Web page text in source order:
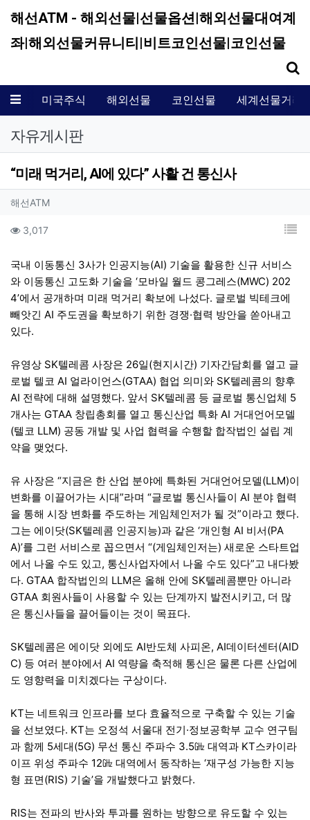
해선ATM - 해외선물|선물옵션|해외선물대여계
좌|해외선물커뮤니티|비트코인선물|코인선물
메뉴 미국주식 해외선물 코인선물 세계선물거래
자유게시판
“미래 먹거리, AI에 있다” 사활 건 통신사
작성자 정보
해선ATM작성
컨텐츠 정보
3,017조회 목
본문
국내 이동통신 3사가 인공지능(AI) 기술을 활용한 신규 서비스
와 이동통신 고도화 기술을 ‘모바일 월드 콩그레스(MWC) 202
4’에서 공개하며 미래 먹거리 확보에 나섰다. 글로벌 빅테크에
빼앗긴 AI 주도권을 확보하기 위한 경쟁·협력 방안을 쏟아내고
있다.
유영상 SK텔레콤 사장은 26일(현지시간) 기자간담회를 열고 글
로벌 텔코 AI 얼라이언스(GTAA) 협업 의미와 SK텔레콤의 향후
AI 전략에 대해 설명했다. 앞서 SK텔레콤 등 글로벌 통신업체 5
개사는 GTAA 창립총회를 열고 통신산업 특화 AI 거대언어모델
(텔코 LLM) 공동 개발 및 사업 협력을 수행할 합작법인 설립 계
약을 맺었다.
유 사장은 “지금은 한 산업 분야에 특화된 거대언어모델(LLM)이
변화를 이끌어가는 시대”라며 “글로벌 통신사들이 AI 분야 협력
을 통해 시장 변화를 주도하는 게임체인저가 될 것”이라고 했다.
그는 에이닷(SK텔레콤 인공지능)과 같은 ‘개인형 AI 비서(PA
A)’를 그런 서비스로 꼽으면서 “(게임체인저는) 새로운 스타트업
에서 나올 수도 있고, 통신사업자에서 나올 수도 있다”고 내다봤
다. GTAA 합작법인의 LLM은 올해 안에 SK텔레콤뿐만 아니라
GTAA 회원사들이 사용할 수 있는 단계까지 발전시키고, 더 많
은 통신사들을 끌어들이는 것이 목표다.
SK텔레콤은 에이닷 외에도 AI반도체 사피온, AI데이터센터(AID
C) 등 여러 분야에서 AI 역량을 축적해 통신은 물론 다른 산업에
도 영향력을 미치겠다는 구상이다.
KT는 네트워크 인프라를 보다 효율적으로 구축할 수 있는 기술
을 선보였다. KT는 오정석 서울대 전기·정보공학부 교수 연구팀
과 함께 5세대(5G) 무선 통신 주파수 3.5㎓ 대역과 KT스카이라
이프 위성 주파수 12㎓ 대역에서 동작하는 ‘재구성 가능한 지능
형 표면(RIS) 기술’을 개발했다고 밝혔다.
RIS는 전파의 반사와 투과를 원하는 방향으로 유도할 수 있는